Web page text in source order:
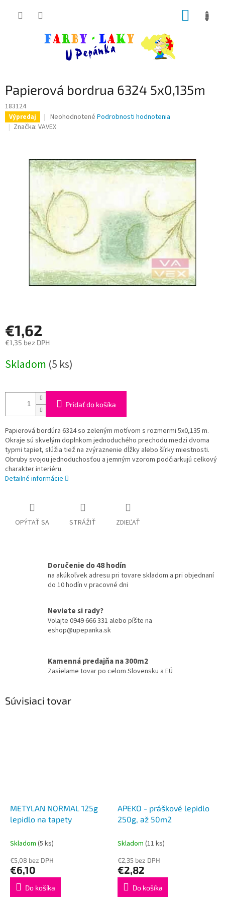
Papierová bordrua 6324 5x0,135m
183124
Výpredaj
Priemerné
hodnotenie
z
5
Neohodnotené Podrobnosti hodnotenia
Značka: VAVEX
€1,62
€1,35 bez DPH
cena:
Skladom (5 ks)
Pridať do košíka
Papierová bordúra 6324 so zeleným motívom s rozmermi 5x0,135 m.
Okraje sú skvelým doplnkom jednoduchého prechodu medzi dvoma
typmi tapiet, slúžia tiež na zvýraznenie dĺžky alebo šírky miestnosti.
Obruby svojou jednoduchosťou a jemným vzorom podčiarkujú celkový
charakter interiéru.
Detailné informácie
OPÝTAŤ SA STRÁŽIŤ ZDIEĽAŤ
Doručenie do 48 hodín
na akúkoľvek adresu pri tovare skladom a pri objednaní
do 10 hodín v pracovné dni
Neviete si rady?
Volajte 0949 666 331 alebo píšte na
eshop@upepanka.sk
Kamenná predajňa na 300m2
Zasielame tovar po celom Slovensku a EÚ
Súvisiaci tovar
METYLAN NORMAL 125g
lepidlo na tapety
Skladom (5 ks)
€5,08 bez DPH
€6,10
Do košíka
APEKO - práškové lepidlo
250g, až 50m2
Skladom (11 ks)
€2,35 bez DPH
€2,82
Do košíka